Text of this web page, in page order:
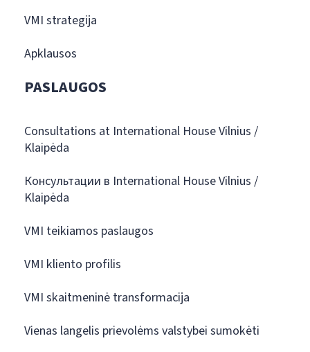
VMI strategija
Apklausos
PASLAUGOS
Consultations at International House Vilnius /
Klaipėda
Консультации в International House Vilnius /
Klaipėda
VMI teikiamos paslaugos
VMI kliento profilis
VMI skaitmeninė transformacija
Vienas langelis prievolėms valstybei sumokėti